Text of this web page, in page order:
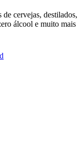
cervejas, destilados,
álcool e muito mais